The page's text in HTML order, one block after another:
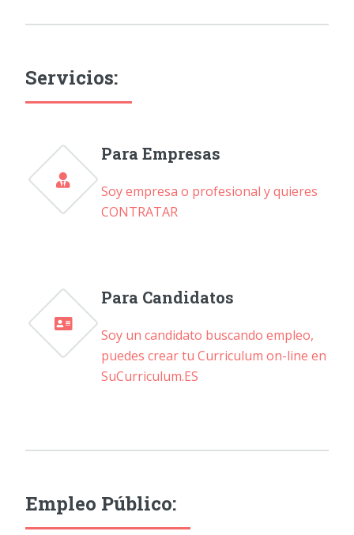
Servicios:
Para Empresas
Soy empresa o profesional y quieres
CONTRATAR
Para Candidatos
Soy un candidato buscando empleo,
puedes crear tu Curriculum on-line en
SuCurriculum.ES
Empleo Público: